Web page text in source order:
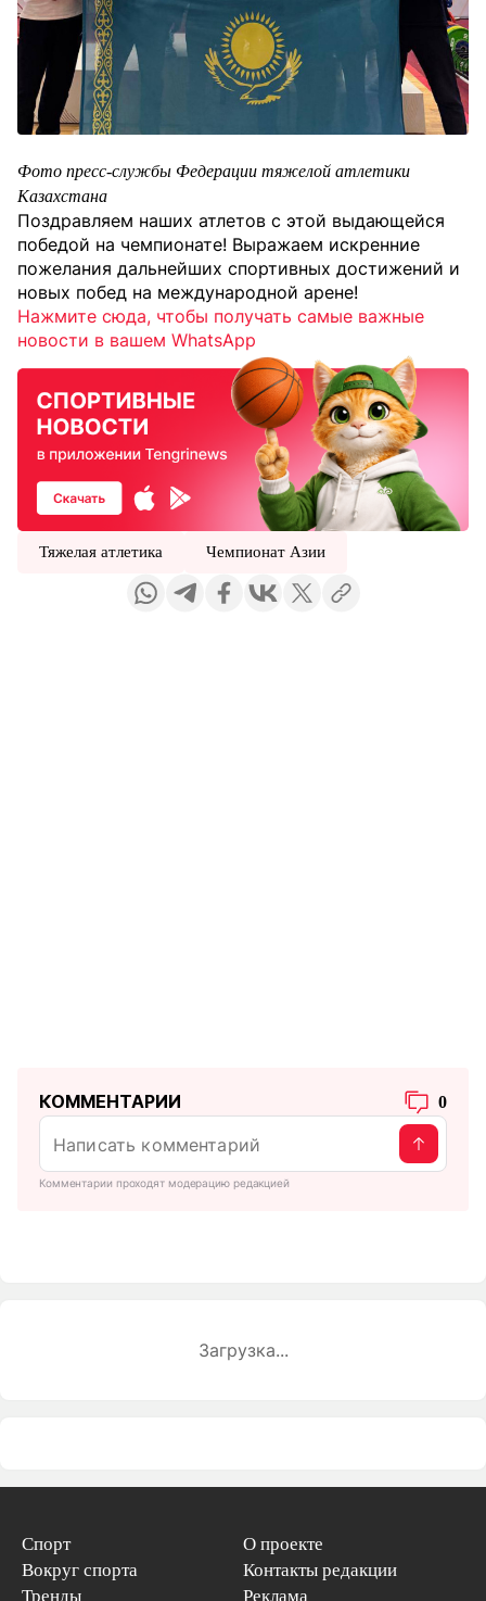
Фото пресс-службы Федерации тяжелой атлетики
Казахстана
Поздравляем наших атлетов с этой выдающейся
победой на чемпионате! Выражаем искренние
пожелания дальнейших спортивных достижений и
новых побед на международной арене!
Нажмите сюда, чтобы получать самые важные
новости в вашем WhatsApp
Тяжелая атлетика Чемпионат Азии
КОММЕНТАРИИ 0
Комментарии проходят модерацию редакцией
Загрузка...
Спорт
Вокруг спорта
Тренды
О проекте
Контакты редакции
Реклама